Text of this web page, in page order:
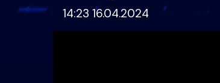
14:23 16.04.2024